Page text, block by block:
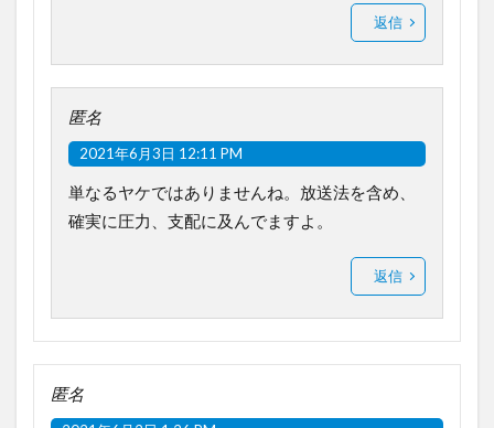
返信
匿名
2021年6月3日 12:11 PM
単なるヤケではありませんね。放送法を含め、
確実に圧力、支配に及んでますよ。
返信
匿名